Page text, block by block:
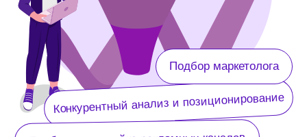
Наиболее
востребованные
услуги
Диагностика (аудит)
маркетинга
и позиционирование